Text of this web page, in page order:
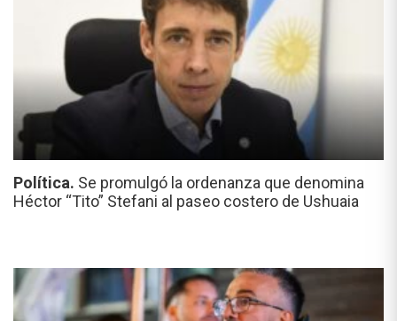
Política. Se promulgó la ordenanza que denomina
Héctor “Tito” Stefani al paseo costero de Ushuaia